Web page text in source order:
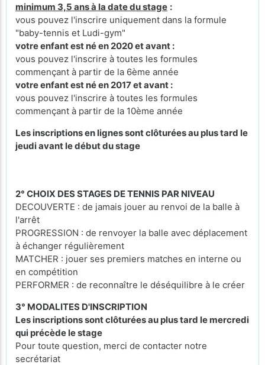
minimum 3,5 ans à la date du stage :
vous pouvez l'inscrire uniquement dans la formule
"baby-tennis et Ludi-gym"
votre enfant est né en 2020 et avant :
vous pouvez l'inscrire à toutes les formules
commençant à partir de la 6ème année
votre enfant est né en 2017 et avant :
vous pouvez l'inscrire à toutes les formules
commençant à partir de la 10ème année
Les inscriptions en lignes sont clôturées au plus tard le
jeudi avant le début du stage
2° CHOIX DES STAGES DE TENNIS PAR NIVEAU
DECOUVERTE : de jamais jouer au renvoi de la balle à
l'arrêt
PROGRESSION : de renvoyer la balle avec déplacement
à échanger régulièrement
MATCHER : jouer ses premiers matches en interne ou
en compétition
PERFORMER : de reconnaître le déséquilibre à le créer
3° MODALITES D'INSCRIPTION
Les inscriptions sont clôturées au plus tard le mercredi
qui précède le stage
Pour toute question, merci de contacter notre
secrétariat